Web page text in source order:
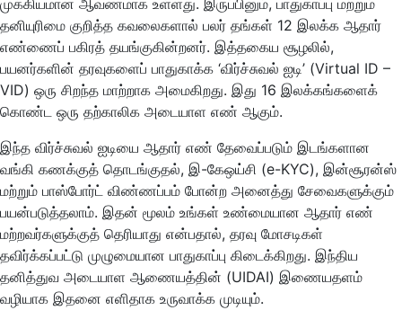
முக்கியமான ஆவணமாக உள்ளது. இருப்பினும், பாதுகாப்பு மற்றும்
தனியுரிமை குறித்த கவலைகளால் பலர் தங்கள் 12 இலக்க ஆதார்
எண்ணைப் பகிரத் தயங்குகின்றனர். இத்தகைய சூழலில்,
பயனர்களின் தரவுகளைப் பாதுகாக்க ‘விர்ச்சுவல் ஐடி’ (Virtual ID –
VID) ஒரு சிறந்த மாற்றாக அமைகிறது. இது 16 இலக்கங்களைக்
கொண்ட ஒரு தற்காலிக அடையாள எண் ஆகும்.
இந்த விர்ச்சுவல் ஐடியை ஆதார் எண் தேவைப்படும் இடங்களான
வங்கி கணக்குத் தொடங்குதல், இ-கேஒய்சி (e-KYC), இன்சூரன்ஸ்
மற்றும் பாஸ்போர்ட் விண்ணப்பம் போன்ற அனைத்து சேவைகளுக்கும்
பயன்படுத்தலாம். இதன் மூலம் உங்கள் உண்மையான ஆதார் எண்
மற்றவர்களுக்குத் தெரியாது என்பதால், தரவு மோசடிகள்
தவிர்க்கப்பட்டு முழுமையான பாதுகாப்பு கிடைக்கிறது. இந்திய
தனித்துவ அடையாள ஆணையத்தின் (UIDAI) இணையதளம்
வழியாக இதனை எளிதாக உருவாக்க முடியும்.